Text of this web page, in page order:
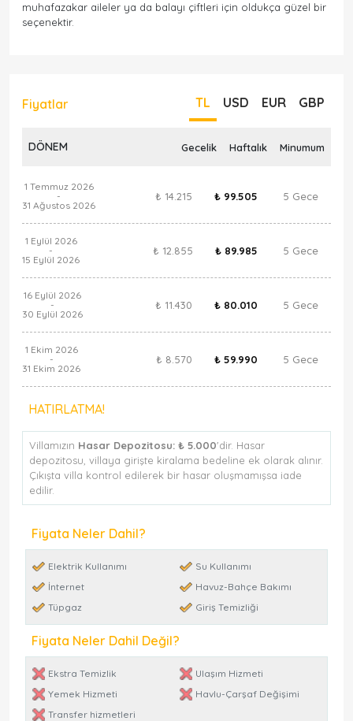
muhafazakar aileler ya da balayı çiftleri için oldukça güzel bir
seçenektir.
Fiyatlar TL USD EUR GBP
DÖNEM Gecelik Haftalık Minumum
1 Temmuz 2026
-
31 Ağustos 2026
₺ 14.215 ₺ 99.505 5 Gece
1 Eylül 2026
-
15 Eylül 2026
₺ 12.855 ₺ 89.985 5 Gece
16 Eylül 2026
-
30 Eylül 2026
₺ 11.430 ₺ 80.010 5 Gece
1 Ekim 2026
-
31 Ekim 2026
₺ 8.570 ₺ 59.990 5 Gece
HATIRLATMA!
Villamızın Hasar Depozitosu: ₺ 5.000'dir. Hasar
depozitosu, villaya girişte kiralama bedeline ek olarak alınır.
Çıkışta villa kontrol edilerek bir hasar oluşmamışsa iade
edilir.
Fiyata Neler Dahil?
Elektrik Kullanımı
Su Kullanımı
İnternet
Havuz-Bahçe Bakımı
Tüpgaz
Giriş Temizliği
Fiyata Neler Dahil Değil?
Ekstra Temizlik
Ulaşım Hizmeti
Yemek Hizmeti
Havlu-Çarşaf Değişimi
Transfer hizmetleri